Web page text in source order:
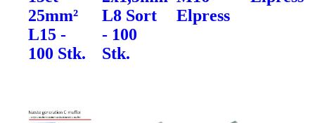
25mm²
L15 -
100 Stk.
L8 Sort
- 100
Stk.
Elpress